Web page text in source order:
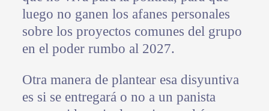
luego no ganen los afanes personales
sobre los proyectos comunes del grupo
en el poder rumbo al 2027.
Otra manera de plantear esa disyuntiva
es si se entregará o no a un panista